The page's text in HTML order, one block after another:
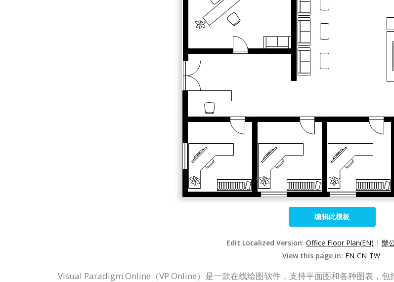
编辑此模板
Edit Localized Version: Office Floor Plan(EN) | 辦
View this page in: EN CN TW
Visual Paradigm Online（VP Online）是一款在线绘图软件，支持平面图和各种图表，